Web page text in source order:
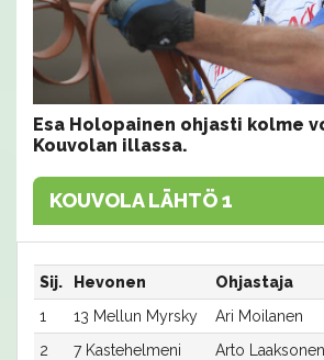
Esa Holopainen ohjasti kolme
Kouvolan illassa.
KOUVOLA LÄHTÖ 1
Sij. Hevonen Ohjastaja
1
13 Mellun Myrsky Ari Moilanen
2
7 Kastehelmeni Arto Laaksonen